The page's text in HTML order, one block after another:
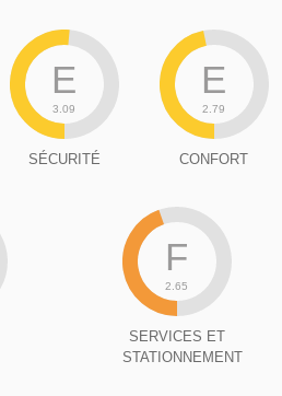
E
3.09
SÉCURITÉ
E
2.79
CONFORT
F
2.65
SERVICES ET
STATIONNEMENT